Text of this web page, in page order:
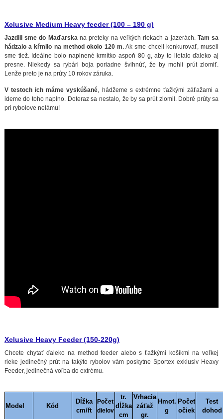
Xclusive Medium Heavy feeder (100 – 190 g)
Jazdili sme do Maďarskana preteky na veľkých riekach a jazerách. Tam sa
hádzalo a kŕmilo na method okolo 120 m.Ak sme chceli konkurovať, museli
sme tiež. Ideálne bolo naplnené krmítko aspoň 80 g, aby to lietalo ďaleko aj
presne. Niekedy sa rybári boja poriadne švihnúť, že by mohli prút zlomiť.
Lenže preto je na prúty 10 rokov záruka.
V testoch ich máme vyskúšané, hádžeme s extrémne ťažkými záťažami a
ideme do toho naplno. Doteraz sa nestalo, že by sa prút zlomil. Dobré prúty sa
pri rybolove nelámu!
Xclusive Heavy Feeder (150-220g)
Chcete chytať ďaleko na method feeder alebo s ťažkými košíkmi na veľkej
rieke jedinečný prút na takýto rybolov vám poskytne Sportex exklusiv Heavy
Feeder, jedinečná voľba do extrému.
Model Kód
Dĺžka
cm/ft
Počet
dielov
tr.
dĺžka
cm
Vrhacia
záťaž
gr.
Hmot.
g
Počet
očiek
Test
dohod